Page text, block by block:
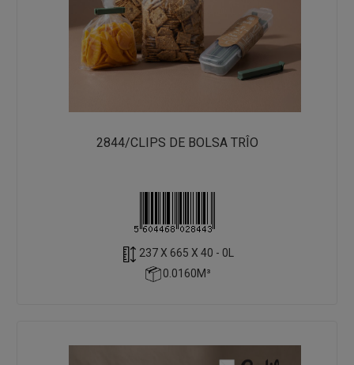
2844/CLIPS DE BOLSA TRÎO
237 X 665 X 40 - 0L
0.0160M³